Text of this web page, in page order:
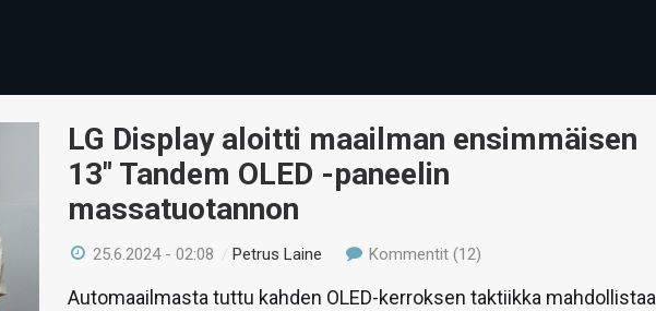
LG Display aloitti maailman ensimmäisen
13″ Tandem OLED -paneelin
massatuotannon
25.6.2024 - 02:08 /Petrus Laine Kommentit (12)
Automaailmasta tuttu kahden OLED-kerroksen taktiikka mahdollistaa